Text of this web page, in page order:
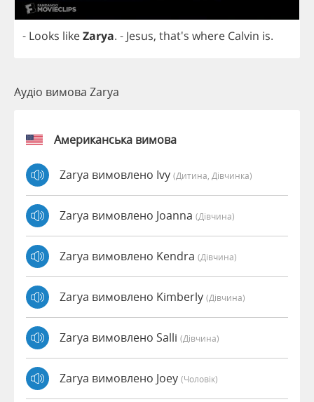
- Looks likeZarya. - Jesus, that's where Calvin is.
Аудіо вимова Zarya
Американська вимова
Zarya вимовлено Ivy (дитина, Дівчинка)
Zarya вимовлено Joanna (дівчина)
Zarya вимовлено Kendra (дівчина)
Zarya вимовлено Kimberly (дівчина)
Zarya вимовлено Salli (дівчина)
Zarya вимовлено Joey (чоловік)